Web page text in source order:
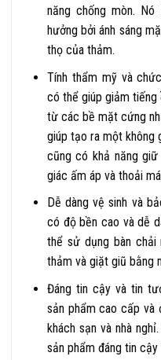
năng chống mòn.
hưởng bởi ánh sáng
thọ của thảm.
Tính thẩm mỹ và
có thể giúp giảm tiếng
từ các bề mặt cứng
giúp tạo ra một không
cũng có khả năng
giác ấm áp và thoải
Dễ dàng vệ sinh và
có độ bền cao và dễ
thể sử dụng bàn
thảm và giặt giũ bằng
Đáng tin cậy và tin
sản phẩm cao cấp và
khách sạn và nhà
sản phẩm đáng tin